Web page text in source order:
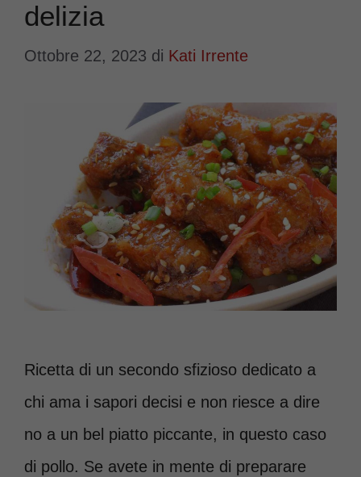
delizia
Ottobre 22, 2023 di Kati Irrente
Ricetta di un secondo sfizioso dedicato a
chi ama i sapori decisi e non riesce a dire
no a un bel piatto piccante, in questo caso
di pollo. Se avete in mente di preparare